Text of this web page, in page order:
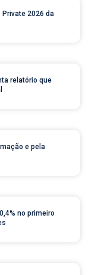
2026 da
relatório que
e pela
no primeiro